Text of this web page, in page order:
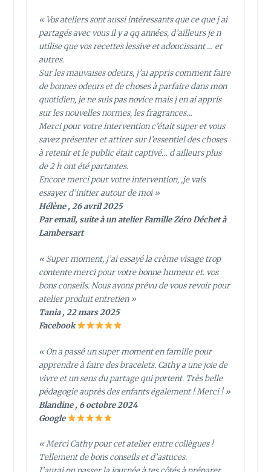
« Vos ateliers sont aussi intéressants que ce que j ai
partagés avec vous il y a qq années, d’ailleurs je n
utilise que vos recettes lessive et adoucissant … et
autres.
Sur les mauvaises odeurs, j’ai appris comment faire
de bonnes odeurs et de choses à parfaire dans mon
quotidien, je ne suis pas novice mais j en ai appris
sur les nouvelles normes, les fragrances…
Merci pour votre intervention c’était super et vous
savez présenter et attirer sur l’essentiel des choses
à retenir et le public était captivé… d ailleurs plus
de 2 h ont été partantes.
Encore merci pour votre intervention, ,je vais
essayer d’initier autour de moi »
Hélène , 26 avril 2025
Par email, suite à un atelier Famille Zéro Déchet à
Lambersart
« Super moment, j’ai essayé la crème visage trop
contente merci pour votre bonne humeur et. vos
bons conseils. Nous avons prévu de vous revoir pour
atelier produit entretien »
Tania , 22 mars 2025
Facebook
« On a passé un super moment en famille pour
apprendre à faire des bracelets. Cathy a une joie de
vivre et un sens du partage qui portent. Très belle
pédagogie auprès des enfants également ! Merci ! »
Blandine , 6 octobre 2024
Google
« Merci Cathy pour cet atelier entre collègues !
Tellement de bons conseils et d’astuces.